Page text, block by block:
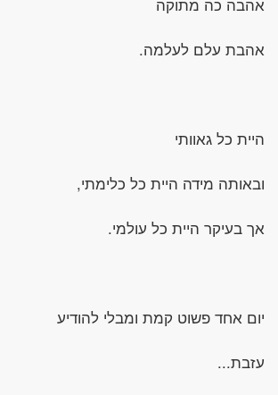
אהבה כה מתוקה
אהבת עלם לעלמה.
היית כל גאוותי
ובאותה מידה היית כל כלימתי,
אך בעיקר היית כל עולמי.
יום אחד פשוט קמת ומבלי להודיע
עזבת...